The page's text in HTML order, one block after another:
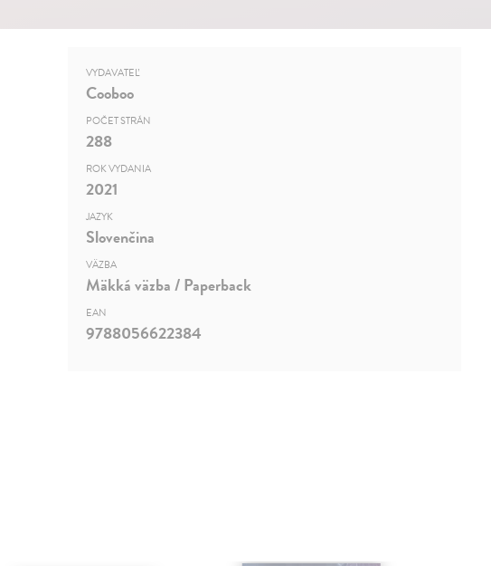
VYDAVATEĽ
Cooboo
POČET STRÁN
288
ROK VYDANIA
2021
JAZYK
Slovenčina
VÄZBA
Mäkká väzba / Paperback
EAN
9788056622384